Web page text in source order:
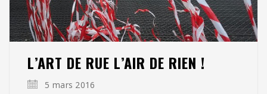
L’ART DE RUE L’AIR DE RIEN !
5 mars 2016